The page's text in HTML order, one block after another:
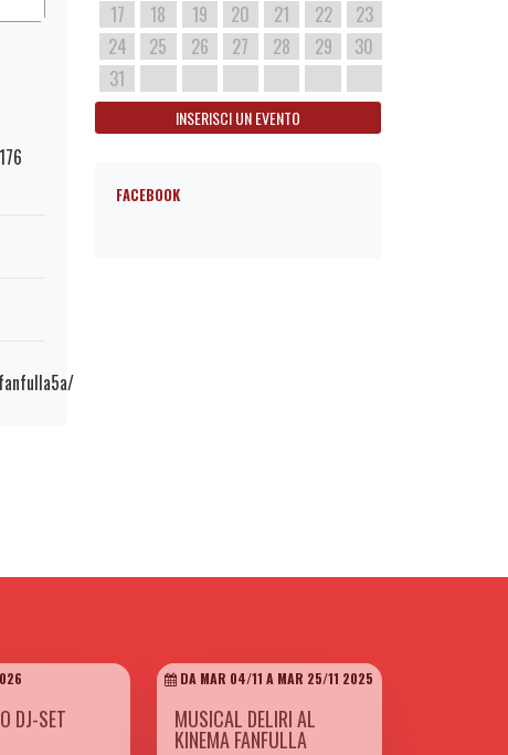
17
18 19 20 21 22
23
24
25 26 27 28 29
30
31
INSERISCI UN EVENTO
FACEBOOK
DJ-SET
DA MAR 04/11 A MAR 25/11 2025
MUSICAL DELIRI AL
KINEMA FANFULLA